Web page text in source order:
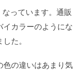
っています。通販
イカラーのようにな
た。
色の違いはあまり気